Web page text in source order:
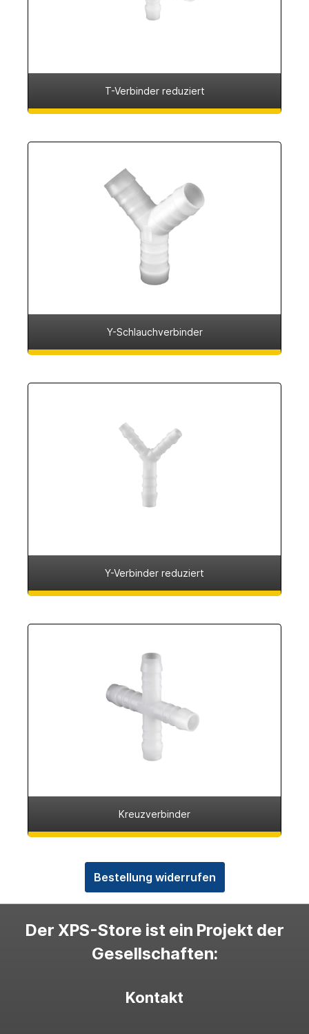
T-Verbinder reduziert
Y-Schlauchverbinder
Y-Verbinder reduziert
Kreuzverbinder
Bestellung widerrufen
Der XPS-Store ist ein Projekt der
Gesellschaften:
Kontakt